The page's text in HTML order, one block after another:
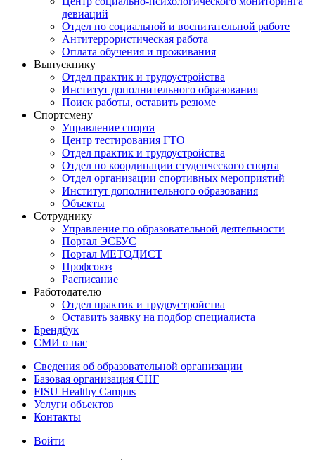
девиаций
Отдел по социальной и воспитательной работе
Антитеррористическая работа
Оплата обучения и проживания
Выпускнику
Отдел практик и трудоустройства
Институт дополнительного образования
Поиск работы, оставить резюме
Спортсмену
Управление спорта
Центр тестирования ГТО
Отдел практик и трудоустройства
Отдел по координации студенческого спорта
Отдел организации спортивных мероприятий
Институт дополнительного образования
Объекты
Сотруднику
Управление по образовательной деятельности
Портал ЭСБУС
Портал МЕТОДИСТ
Профсоюз
Расписание
Работодателю
Отдел практик и трудоустройства
Оставить заявку на подбор специалиста
Брендбук
СМИ о нас
Сведения об образовательной организации
Базовая организация СНГ
FISU Healthy Campus
Услуги объектов
Контакты
Войти